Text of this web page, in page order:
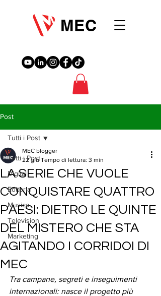
MEC
Post
Tutti i Post
Digital
Editoria
Musica
Television
Marketing
Tutti i Post
LA SERIE CHE VUOLE
CONQUISTARE QUATTRO
PAESI: DIETRO LE QUINTE
DEL MISTERO CHE STA
AGITANDO I CORRIDOI DI
MEC
MEC blogger
22 giu Tempo di lettura: 3 min
Tra campane, segreti e inseguimenti
internazionali: nasce il progetto più